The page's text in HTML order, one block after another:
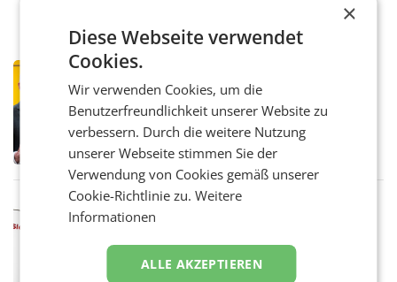
PRIMENEWS
Österreichische Post: Umsatzplus im
ersten Halbjahr trotz schwachem
Briefgeschäft
WIEN Die Österreichische Post AG hat im
ersten Halbjahr 2026 einen Konzernumsatz
von 1.544,0 Mio. EUR erwirtschaftet, was
einem Plus von 3,8 Prozent gegenüber dem
Vergleichszeitraum
MARKETING & MEDIA
ProSiebenSat.1 spart und macht
überraschend viel Gewinn
UNTERFÖHRING/MAILAND/AMSTERDAM. Der
Fernsehkonzern ProSiebenSat.1 hat im
×
Diese Webseite verwendet
Cookies.
Wir verwenden Cookies, um die
Benutzerfreundlichkeit unserer Website zu
verbessern. Durch die weitere Nutzung
unserer Webseite stimmen Sie der
Verwendung von Cookies gemäß unserer
Cookie-Richtlinie zu.Weitere
Informationen
ALLE AKZEPTIEREN